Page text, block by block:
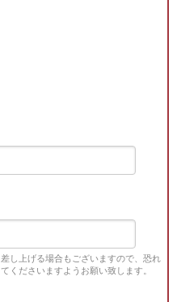
し上げる場合もございますので、恐れ
くださいますようお願い致します。